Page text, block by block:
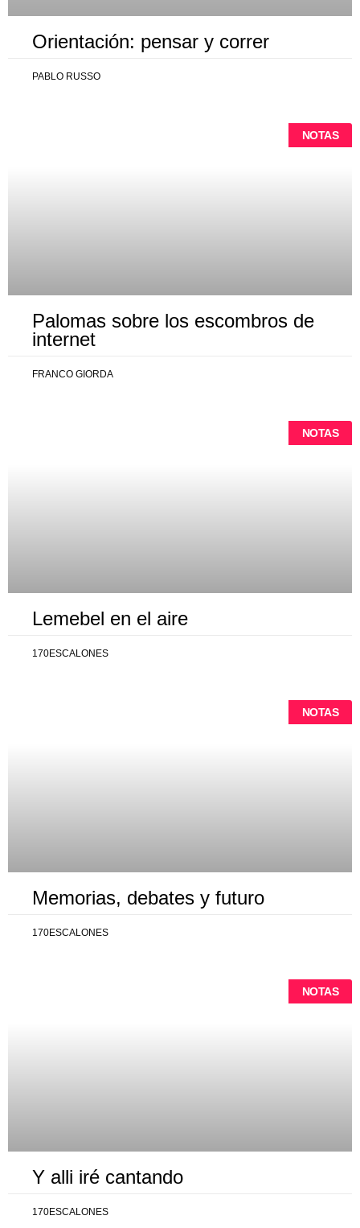
Orientación: pensar y correr
PABLO RUSSO
NOTAS
Palomas sobre los escombros de
internet
FRANCO GIORDA
NOTAS
Lemebel en el aire
170ESCALONES
NOTAS
Memorias, debates y futuro
170ESCALONES
NOTAS
Y alli iré cantando
170ESCALONES